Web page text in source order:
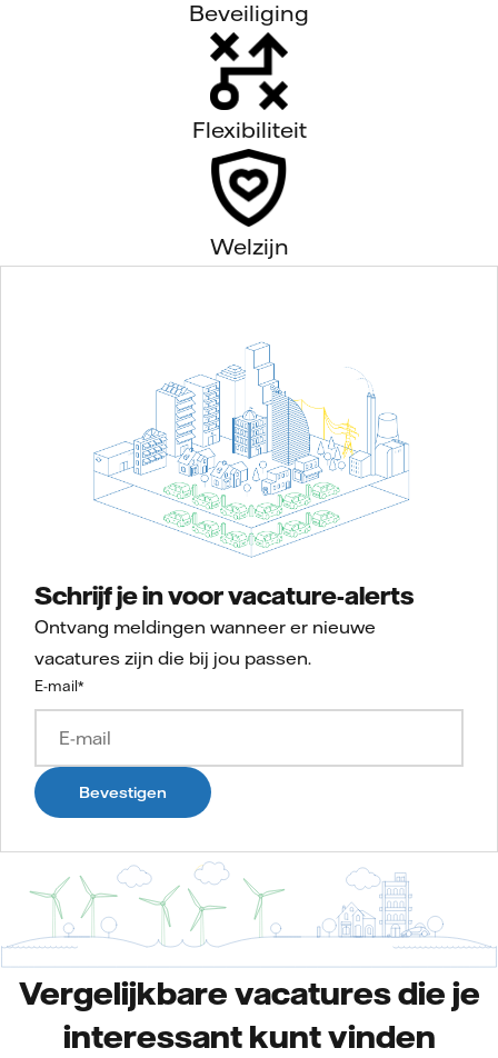
Beveiliging
Flexibiliteit
Welzijn
Schrijf je in voor vacature-alerts
Ontvang meldingen wanneer er nieuwe
vacatures zijn die bij jou passen.
E-mail*
Bevestigen
Vergelijkbare vacatures die je
interessant kunt vinden